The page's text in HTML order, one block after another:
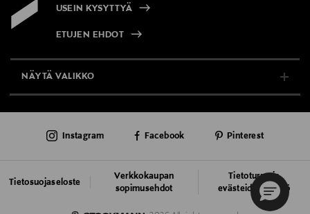
USEIN KYSYTTYÄ
ETUJEN EHDOT
NÄYTÄ VALIKKO
AJANKOHTAISTA
Tietosuojaseloste
Verkkokaupan
sopimusehdot
Tietoturva ja
evästeiden käyttö
Instagram Facebook Pinterest